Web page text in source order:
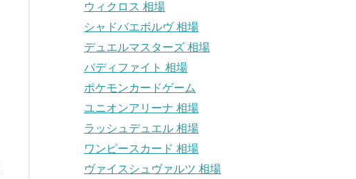
ウィクロス 相場
シャドバエボルヴ 相場
デュエルマスターズ 相場
バディファイト 相場
ポケモンカードゲーム
ユニオンアリーナ 相場
ラッシュデュエル 相場
ワンピースカード 相場
ヴァイスシュヴァルツ 相場